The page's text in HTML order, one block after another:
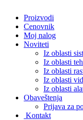
Proizvodi
Cenovnik
Moj nalog
Noviteti
Iz oblasti
Iz oblasti
Iz oblasti
Iz oblasti
Iz oblasti
Obaveštenja
Prijava za
Kontakt